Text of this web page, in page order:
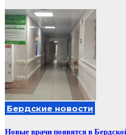
Бердские новости
Новые врачи появятся в